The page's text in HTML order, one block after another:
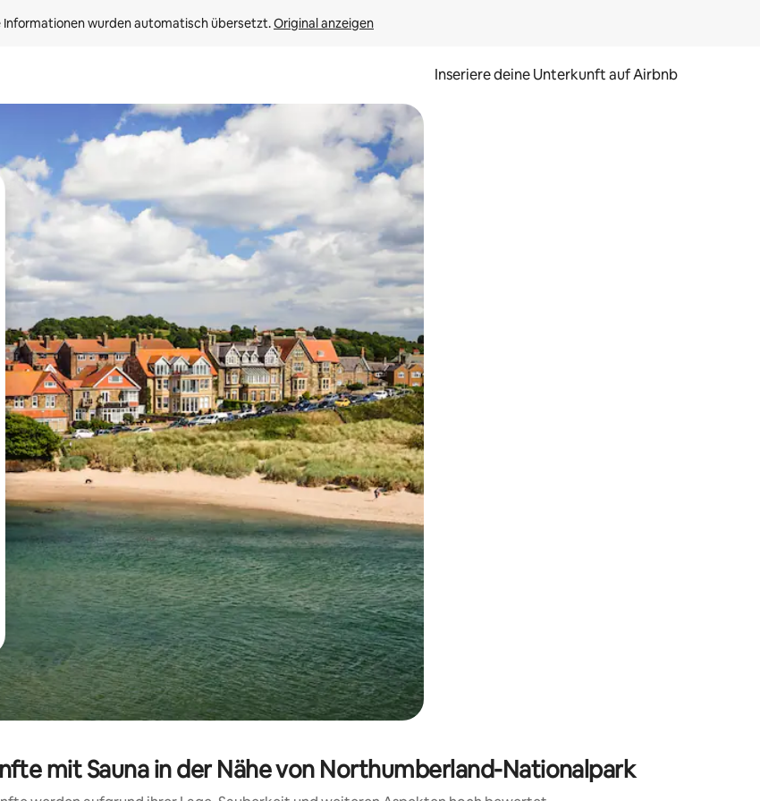
Informationen wurden automatisch übersetzt. Original anzeigen
Inseriere deine Unterkunft auf Airbnb
nach oben und unten oder erkunde die Ergebnisse durch Berühren oder Wischgesten.
mit Sauna in der Nähe von Northumberland-Nationalpark